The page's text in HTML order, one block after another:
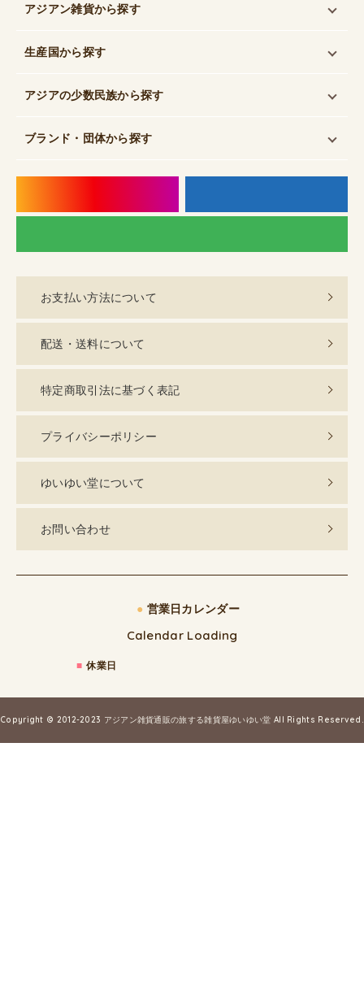
アジアン雑貨から探す
生産国から探す
アジアの少数民族から探す
ブランド・団体から探す
お支払い方法について
配送・送料について
特定商取引法に基づく表記
プライバシーポリシー
ゆいゆい堂について
お問い合わせ
● 営業日カレンダー
Calendar Loading
■ 休業日
Copyright © 2012-2023 アジアン雑貨通販の旅する雑貨屋ゆいゆい堂 All Rights Reserved.